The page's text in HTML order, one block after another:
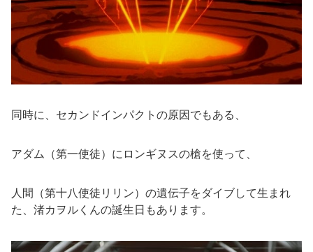
同時に、セカンドインパクトの原因でもある、
アダム（第一使徒）にロンギヌスの槍を使って、
人間（第十八使徒リリン）の遺伝子をダイブして生まれ
た、渚カヲルくんの誕生日もあります。